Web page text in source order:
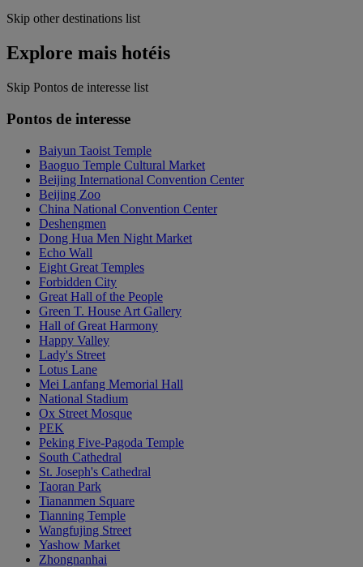
Skip other destinations list
Explore mais hotéis
Skip Pontos de interesse list
Pontos de interesse
Baiyun Taoist Temple
Baoguo Temple Cultural Market
Beijing International Convention Center
Beijing Zoo
China National Convention Center
Deshengmen
Dong Hua Men Night Market
Echo Wall
Eight Great Temples
Forbidden City
Great Hall of the People
Green T. House Art Gallery
Hall of Great Harmony
Happy Valley
Lady's Street
Lotus Lane
Mei Lanfang Memorial Hall
National Stadium
Ox Street Mosque
PEK
Peking Five-Pagoda Temple
South Cathedral
St. Joseph's Cathedral
Taoran Park
Tiananmen Square
Tianning Temple
Wangfujing Street
Yashow Market
Zhongnanhai